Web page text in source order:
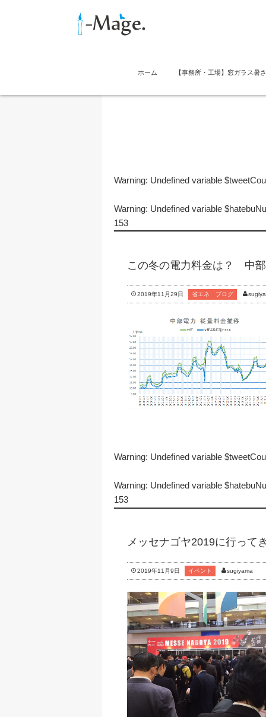
ホーム 【事務所・工場】窓ガラス暑
Warning: Undefined variable
Warning: Undefined variable
153
この冬の電力料金は？ 中部
2019年11月29日 省エネ ブログ
Warning: Undefined variable
Warning: Undefined variable
153
メッセナゴヤ2019に行って
2019年11月9日 イベント sugiyama